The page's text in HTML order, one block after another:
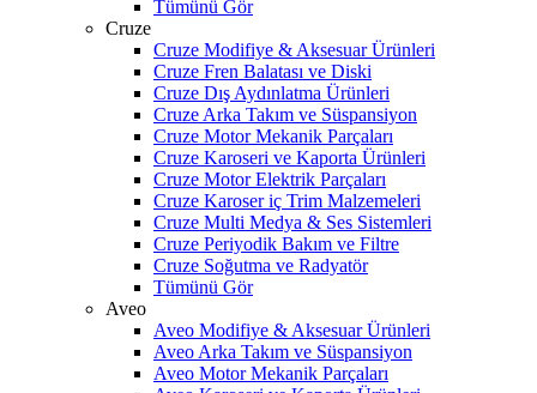
Tümünü Gör
Cruze
Cruze Modifiye & Aksesuar Ürünleri
Cruze Fren Balatası ve Diski
Cruze Dış Aydınlatma Ürünleri
Cruze Arka Takım ve Süspansiyon
Cruze Motor Mekanik Parçaları
Cruze Karoseri ve Kaporta Ürünleri
Cruze Motor Elektrik Parçaları
Cruze Karoser iç Trim Malzemeleri
Cruze Multi Medya & Ses Sistemleri
Cruze Periyodik Bakım ve Filtre
Cruze Soğutma ve Radyatör
Tümünü Gör
Aveo
Aveo Modifiye & Aksesuar Ürünleri
Aveo Arka Takım ve Süspansiyon
Aveo Motor Mekanik Parçaları